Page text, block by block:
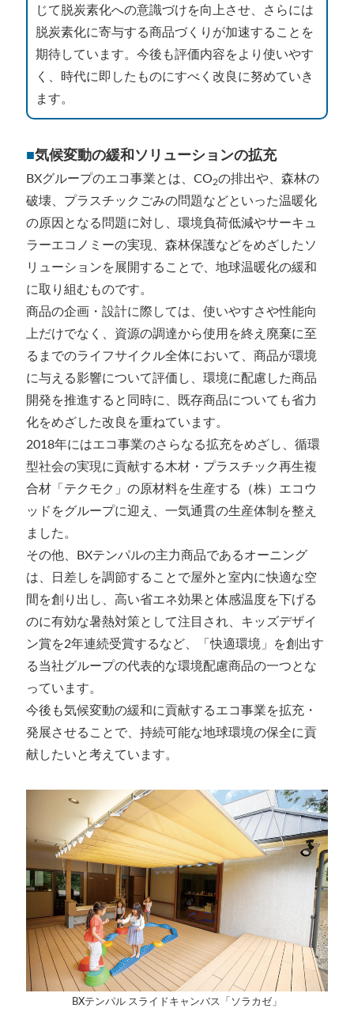
じて脱炭素化への意識づけを向上させ、さらには
脱炭素化に寄与する商品づくりが加速することを
期待しています。今後も評価内容をより使いやす
く、時代に即したものにすべく改良に努めていき
ます。
■気候変動の緩和ソリューションの拡充
BXグループのエコ事業とは、CO2の排出や、森林の
破壊、プラスチックごみの問題などといった温暖化
の原因となる問題に対し、環境負荷低減やサーキュ
ラーエコノミーの実現、森林保護などをめざしたソ
リューションを展開することで、地球温暖化の緩和
に取り組むものです。
商品の企画・設計に際しては、使いやすさや性能向
上だけでなく、資源の調達から使用を終え廃棄に至
るまでのライフサイクル全体において、商品が環境
に与える影響について評価し、環境に配慮した商品
開発を推進すると同時に、既存商品についても省力
化をめざした改良を重ねています。
2018年にはエコ事業のさらなる拡充をめざし、循環
型社会の実現に貢献する木材・プラスチック再生複
合材「テクモク」の原材料を生産する（株）エコウ
ッドをグループに迎え、一気通貫の生産体制を整え
ました。
その他、BXテンパルの主力商品であるオーニング
は、日差しを調節することで屋外と室内に快適な空
間を創り出し、高い省エネ効果と体感温度を下げる
のに有効な暑熱対策として注目され、キッズデザイ
ン賞を2年連続受賞するなど、「快適環境」を創出す
る当社グループの代表的な環境配慮商品の一つとな
っています。
今後も気候変動の緩和に貢献するエコ事業を拡充・
発展させることで、持続可能な地球環境の保全に貢
献したいと考えています。
BXテンパル スライドキャンバス「ソラカゼ」